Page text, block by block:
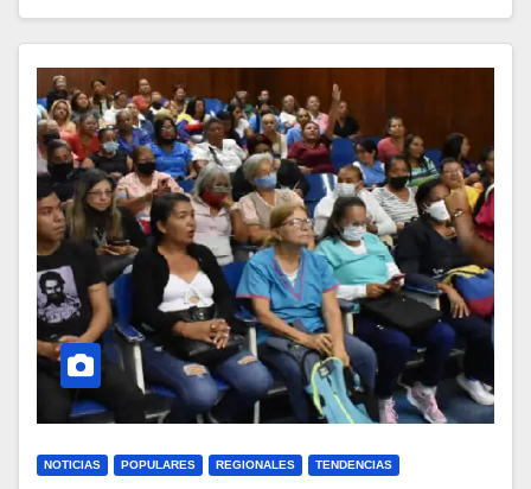
NOTICIAS POPULARES REGIONALES TENDENCIAS